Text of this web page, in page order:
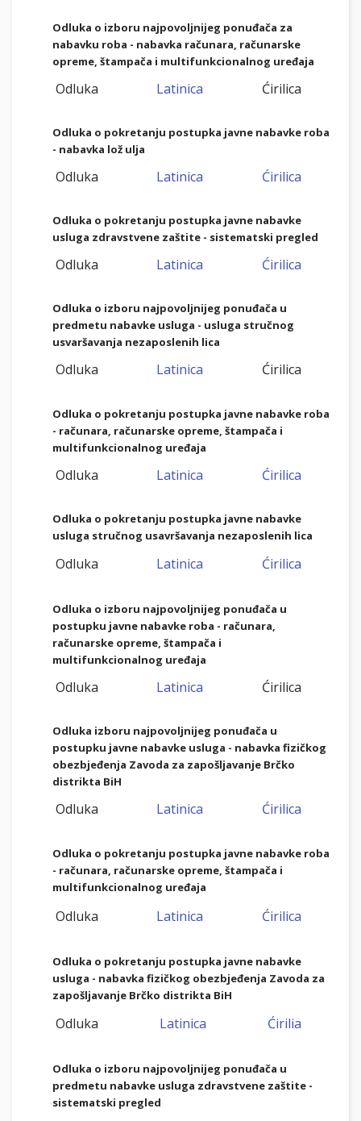
Odluka o izboru najpovoljnijeg ponuđača za
nabavku roba - nabavka računara, računarske
opreme, štampača i multifunkcionalnog uređaja
Odluka Latinica Ćirilica
Odluka o pokretanju postupka javne nabavke roba
- nabavka lož ulja
Odluka Latinica Ćirilica
Odluka o pokretanju postupka javne nabavke
usluga zdravstvene zaštite - sistematski pregled
Odluka Latinica Ćirilica
Odluka o izboru najpovoljnijeg ponuđača u
predmetu nabavke usluga - usluga stručnog
usvaršavanja nezaposlenih lica
Odluka Latinica Ćirilica
Odluka o pokretanju postupka javne nabavke roba
- računara, računarske opreme, štampača i
multifunkcionalnog uređaja
Odluka Latinica Ćirilica
Odluka o pokretanju postupka javne nabavke
usluga stručnog usavršavanja nezaposlenih lica
Odluka Latinica Ćirilica
Odluka o izboru najpovoljnijeg ponuđača u
postupku javne nabavke roba - računara,
računarske opreme, štampača i
multifunkcionalnog uređaja
Odluka Latinica Ćirilica
Odluka izboru najpovoljnijeg ponuđača u
postupku javne nabavke usluga - nabavka fizičkog
obezbjeđenja Zavoda za zapošljavanje Brčko
distrikta BiH
Odluka Latinica Ćirilica
Odluka o pokretanju postupka javne nabavke roba
- računara, računarske opreme, štampača i
multifunkcionalnog uređaja
Odluka Latinica Ćirilica
Odluka o pokretanju postupka javne nabavke
usluga - nabavka fizičkog obezbjeđenja Zavoda za
zapošljavanje Brčko distrikta BiH
Odluka Latinica Ćirilia
Odluka o izboru najpovoljnijeg ponuđača u
predmetu nabavke usluga zdravstvene zaštite -
sistematski pregled